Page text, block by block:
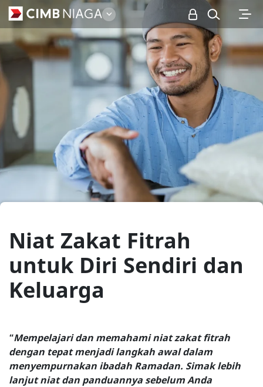
Personal
Niat Zakat Fitrah
untuk Diri Sendiri dan
Keluarga
“Mempelajari dan memahami niat zakat fitrah
dengan tepat menjadi langkah awal dalam
menyempurnakan ibadah Ramadan. Simak lebih
lanjut niat dan panduannya sebelum Anda